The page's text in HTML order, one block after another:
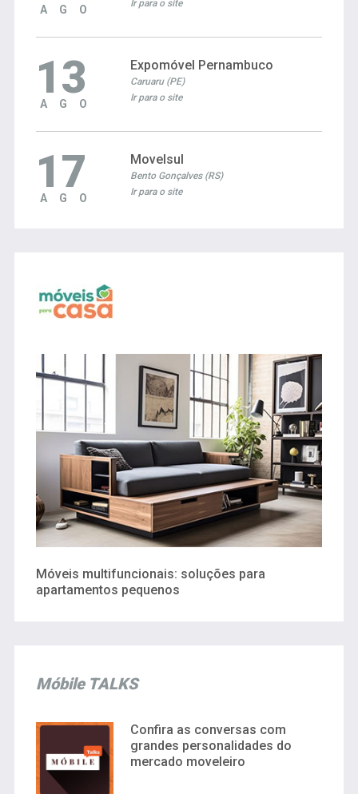
AGO Ir para o site
13
AGO
Expomóvel Pernambuco
Caruaru (PE)
Ir para o site
17
AGO
Movelsul
Bento Gonçalves (RS)
Ir para o site
Móveis multifuncionais: soluções para
apartamentos pequenos
Móbile TALKS
Confira as conversas com
grandes personalidades do
mercado moveleiro